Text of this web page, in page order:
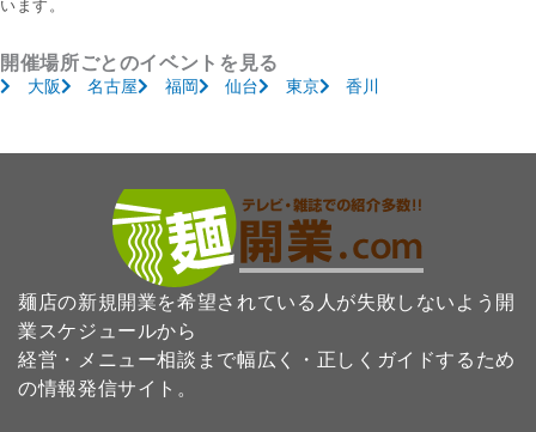
います。
開催場所ごとのイベントを見る
大阪 名古屋 福岡 仙台 東京 香川
麺店の新規開業を希望されている人が失敗しないよう開
業スケジュールから
経営・メニュー相談まで幅広く・正しくガイドするため
の情報発信サイト。